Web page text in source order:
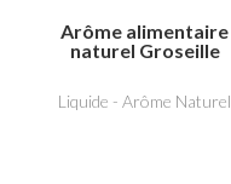
Arôme alimentaire
naturel Groseille
Liquide - Arôme Naturel